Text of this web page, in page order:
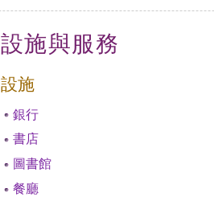
設施與服務
設施
銀行
書店
圖書館
餐廳